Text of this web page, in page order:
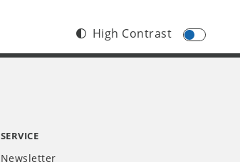
High Contrast
SERVICE
Newsletter